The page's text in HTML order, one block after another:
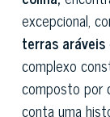
excepcional,
terras aráveis
complexo
composto por
conta uma